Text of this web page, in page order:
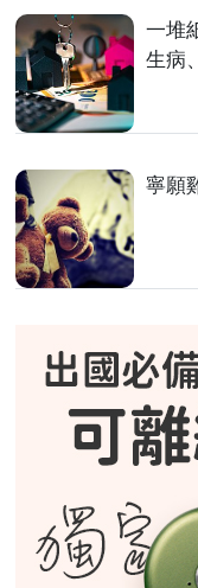
一堆
生病
寧願